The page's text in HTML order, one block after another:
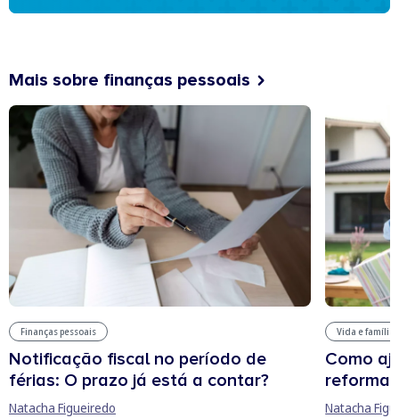
Mais sobre finanças pessoais
Finanças pessoais
Notificação fiscal no período de
férias: O prazo já está a contar?
Natacha Figueiredo
Vida e família
Como
reforma
Natacha